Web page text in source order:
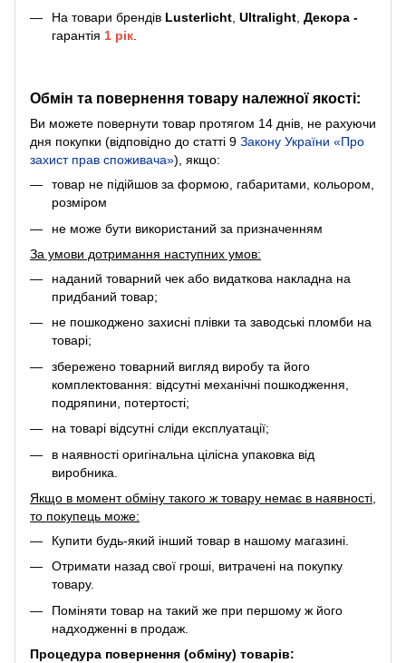
На товари брендів Lusterlicht Ultralight Декора -
гарантія 1 рік
Обмін та повернення товару належної якості:
Ви можете повернути товар протягом 14 днів, не рахуючи
дня покупки (відповідно до статті 9 Закону України «Про
захист прав споживача»), якщо:
товар не підійшов за формою, габаритами, кольором,
розміром
не може бути використаний за призначенням
За умови дотримання наступних умов:
наданий товарний чек або видаткова накладна на
придбаний товар;
не пошкоджено захисні плівки та заводські пломби на
товарі;
збережено товарний вигляд виробу та його
комплектовання: відсутні механічні пошкодження,
подряпини, потертості;
на товарі відсутні сліди експлуатації;
в наявності оригінальна цілісна упаковка від
виробника.
Якщо в момент обміну такого ж товару немає в наявності,
то покупець може:
Купити будь-який інший товар в нашому магазині.
Отримати назад свої гроші, витрачені на покупку
товару.
Поміняти товар на такий же при першому ж його
надходженні в продаж.
Процедура повернення (обміну) товарів: